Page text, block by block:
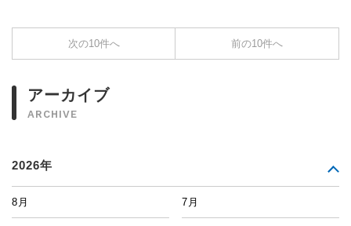
次の10件へ 前の10件へ
アーカイブ
ARCHIVE
2026年
8月 7月